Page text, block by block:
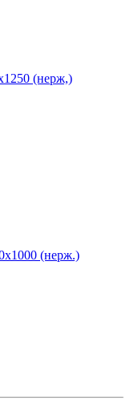
(нерж,)
(нерж.)